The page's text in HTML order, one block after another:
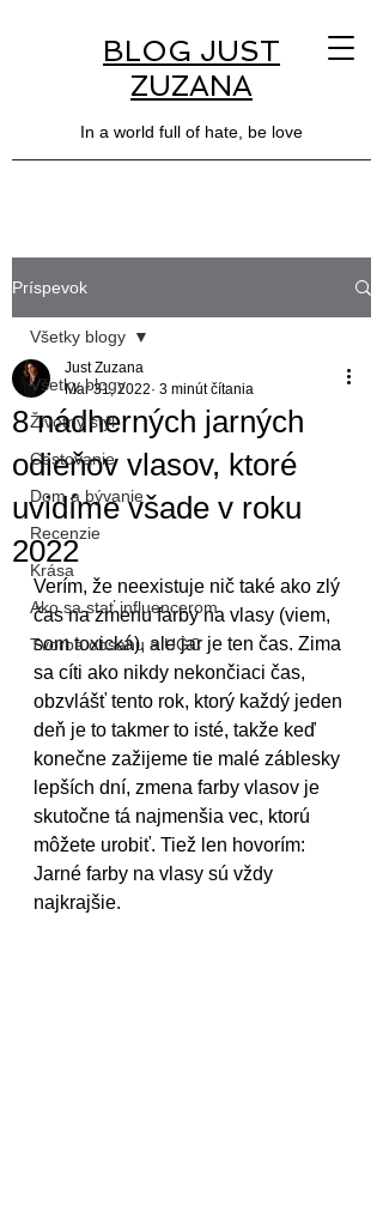
BLOG JUST
ZUZANA
In a world full of hate, be love
Príspevok
Všetky blogy
Životný štýl
Cestovanie
Dom a bývanie
Recenzie
Krása
Ako sa stať influencerom
Tvorba obsahu a UGC
Všetky blogy
8 nádherných jarných
odieňov vlasov, ktoré
uvidíme všade v roku
2022
Just Zuzana
Mar 31, 2022 3 minút čítania
Verím, že neexistuje nič také ako zlý
čas na zmenu farby na vlasy (viem,
som toxická), ale jar je ten čas. Zima
sa cíti ako nikdy nekončiaci čas,
obzvlášť tento rok, ktorý každý jeden
deň je to takmer to isté, takže keď
konečne zažijeme tie malé záblesky
lepších dní, zmena farby vlasov je
skutočne tá najmenšia vec, ktorú
môžete urobiť. Tiež len hovorím:
Jarné farby na vlasy sú vždy
najkrajšie.